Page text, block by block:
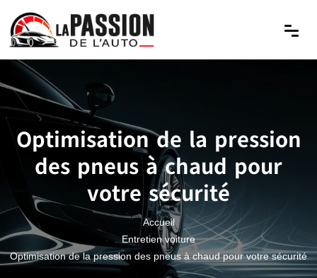
Optimisation de la pression
des pneus à chaud pour
votre sécurité
Accueil
Entretien voiture
Optimisation de la pression des pneus à chaud pour votre sécurité